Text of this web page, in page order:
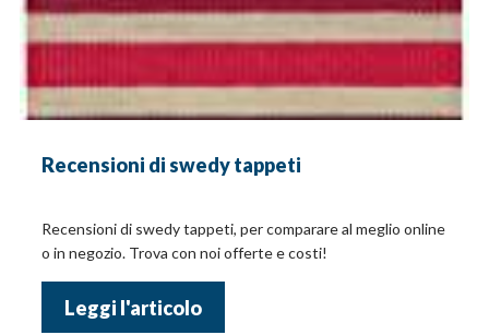
Recensioni di swedy tappeti
Recensioni di swedy tappeti, per comparare al meglio online
o in negozio. Trova con noi offerte e costi!
Leggi l'articolo